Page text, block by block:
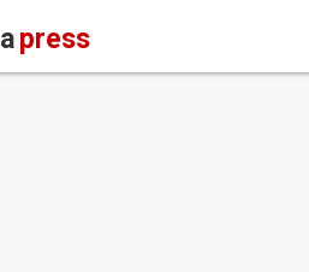
press